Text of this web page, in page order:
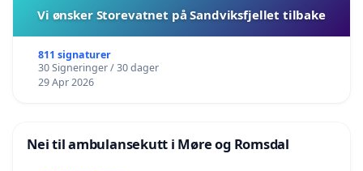
Vi ønsker Storevatnet på Sandviksfjellet tilbake
811 signaturer
30 Signeringer / 30 dager
29 Apr 2026
Nei til ambulansekutt i Møre og Romsdal